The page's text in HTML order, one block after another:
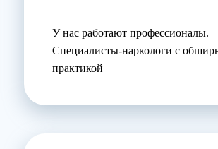
У нас работают профессионалы.
Специалисты-наркологи с
практикой